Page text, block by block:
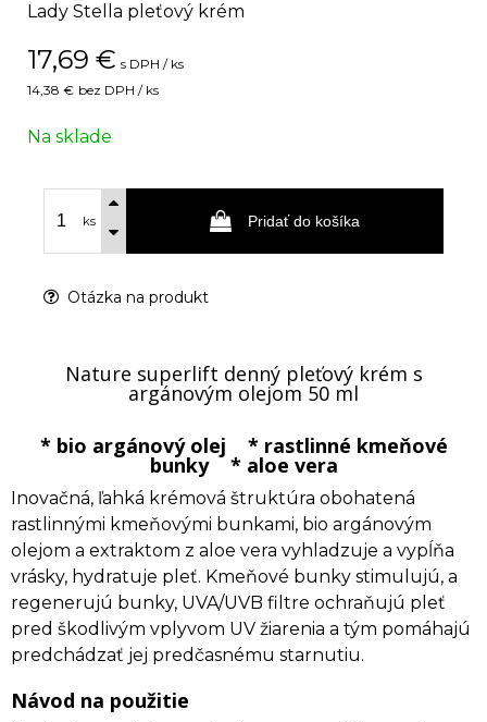
Lady Stella pleťový krém
17,69 € s DPH / ks
14,38 € bez DPH / ks
Na sklade
ks Pridať do košíka
Otázka na produkt
Nature superlift denný pleťový krém s
argánovým olejom 50 ml
* bio argánový olej * rastlinné kmeňové
bunky * aloe vera
Inovačná, ľahká krémová štruktúra obohatená
rastlinnými kmeňovými bunkami, bio argánovým
olejom a extraktom z aloe vera vyhladzuje a vypĺňa
vrásky, hydratuje pleť. Kmeňové bunky stimulujú, a
regenerujú bunky, UVA/UVB filtre ochraňujú pleť
pred škodlivým vplyvom UV žiarenia a tým pomáhajú
predchádzať jej predčasnému starnutiu.
Návod na použitie